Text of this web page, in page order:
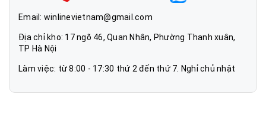
Quạt cây Vinawind QĐL-400M Thân quạt có thể thay đổi
được chiều cao 88-95cm, độ dài dây điện 2.2m
Email: winlinevietnam@gmail.com
Địa chỉ kho: 17 ngõ 46, Quan Nhân, Phường Thanh xuân,
TP Hà Nội
Làm việc: từ 8:00 - 17:30 thứ 2 đến thứ 7. Nghỉ chủ nhật